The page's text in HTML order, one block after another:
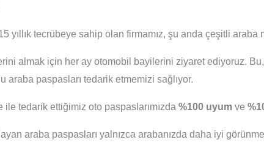
yıllık tecrübeye sahip olan firmamız, şu anda çeşitli araba
almak için her ay otomobil bayilerini ziyaret ediyoruz.
araba paspasları tedarik etmemizi sağlıyor.
ile tedarik ettiğimiz oto paspaslarımızda %100 uyum ve
araba paspasları yalnızca arabanızda daha iyi